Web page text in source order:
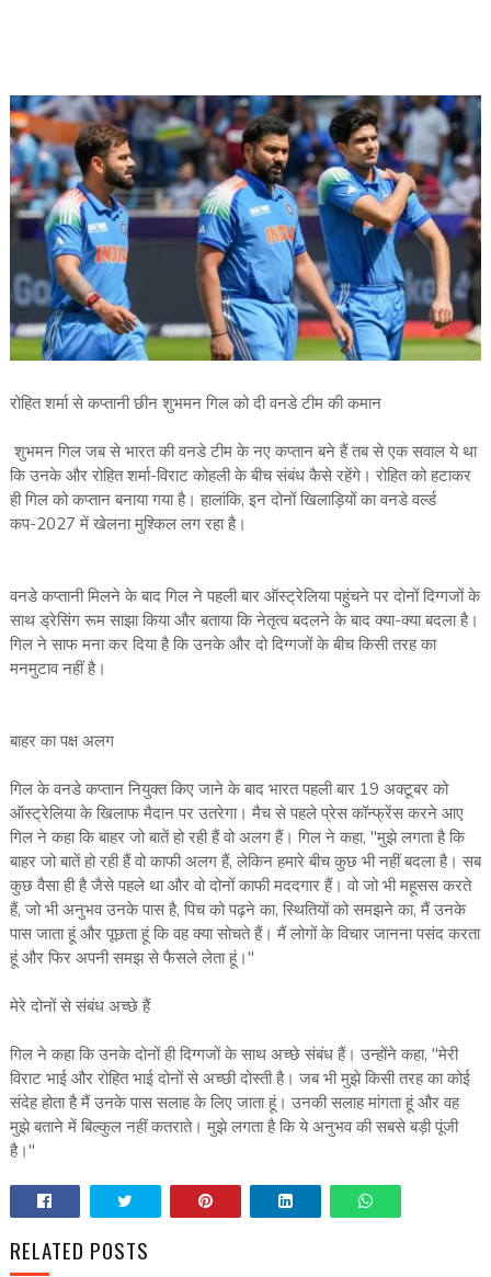
रोहित शर्मा से कप्तानी छीन शुभमन गिल को दी वनडे टीम की कमान
शुभमन गिल जब से भारत की वनडे टीम के नए कप्तान बने हैं तब से एक सवाल ये था
कि उनके और रोहित शर्मा-विराट कोहली के बीच संबंध कैसे रहेंगे। रोहित को हटाकर
ही गिल को कप्तान बनाया गया है। हालांकि, इन दोनों खिलाड़ियों का वनडे वर्ल्ड
कप-2027 में खेलना मुश्किल लग रहा है।
वनडे कप्तानी मिलने के बाद गिल ने पहली बार ऑस्ट्रेलिया पहुंचने पर दोनों दिग्गजों के
साथ ड्रेसिंग रूम साझा किया और बताया कि नेतृत्व बदलने के बाद क्या-क्या बदला है।
गिल ने साफ मना कर दिया है कि उनके और दो दिग्गजों के बीच किसी तरह का
मनमुटाव नहीं है।
बाहर का पक्ष अलग
गिल के वनडे कप्तान नियुक्त किए जाने के बाद भारत पहली बार 19 अक्टूबर को
ऑस्ट्रेलिया के खिलाफ मैदान पर उतरेगा। मैच से पहले प्रेस कॉन्फ्रेंस करने आए
गिल ने कहा कि बाहर जो बातें हो रही हैं वो अलग हैं। गिल ने कहा, "मुझे लगता है कि
बाहर जो बातें हो रही हैं वो काफी अलग हैं, लेकिन हमारे बीच कुछ भी नहीं बदला है। सब
कुछ वैसा ही है जैसे पहले था और वो दोनों काफी मददगार हैं। वो जो भी महूसस करते
हैं, जो भी अनुभव उनके पास है, पिच को पढ़ने का, स्थितियों को समझने का, मैं उनके
पास जाता हूं और पूछता हूं कि वह क्या सोचते हैं। मैं लोगों के विचार जानना पसंद करता
हूं और फिर अपनी समझ से फैसले लेता हूं।"
मेरे दोनों से संबंध अच्छे हैं
गिल ने कहा कि उनके दोनों ही दिग्गजों के साथ अच्छे संबंध हैं। उन्होंने कहा, "मेरी
विराट भाई और रोहित भाई दोनों से अच्छी दोस्ती है। जब भी मुझे किसी तरह का कोई
संदेह होता है मैं उनके पास सलाह के लिए जाता हूं। उनकी सलाह मांगता हूं और वह
मुझे बताने में बिल्कुल नहीं कतराते। मुझे लगता है कि ये अनुभव की सबसे बड़ी पूंजी
है।"
RELATED POSTS